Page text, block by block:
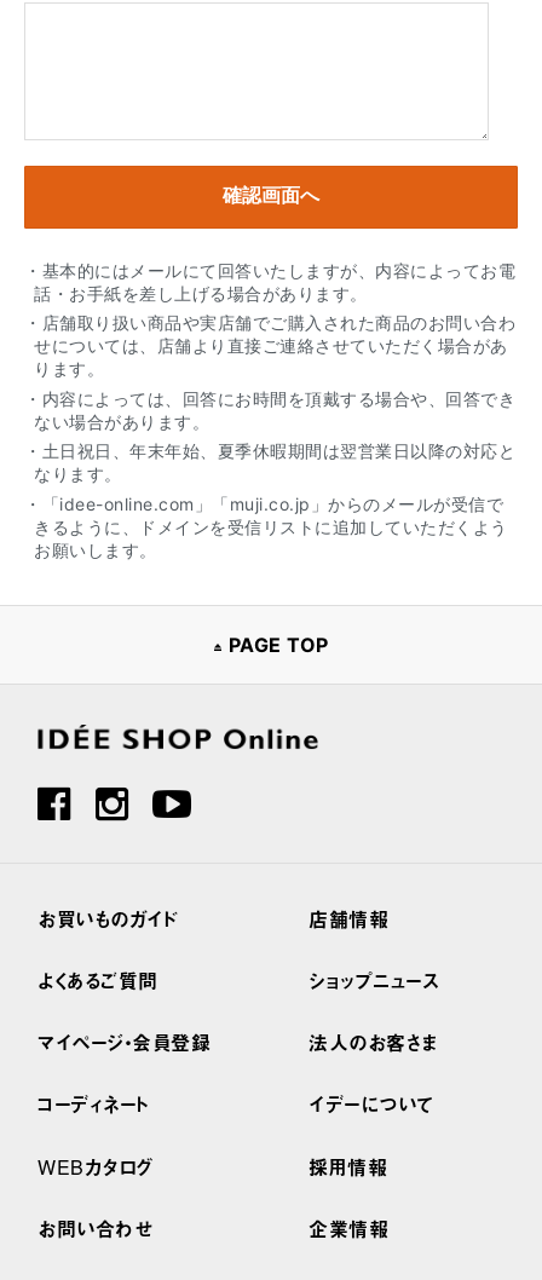
・基本的にはメールにて回答いたしますが、内容によってお電
話・お手紙を差し上げる場合があります。
・店舗取り扱い商品や実店舗でご購入された商品のお問い合わ
せについては、店舗より直接ご連絡させていただく場合があ
ります。
・内容によっては、回答にお時間を頂戴する場合や、回答でき
ない場合があります。
・土日祝日、年末年始、夏季休暇期間は翌営業日以降の対応と
なります。
・「idee-online.com」「muji.co.jp」からのメールが受信で
きるように、ドメインを受信リストに追加していただくよう
お願いします。
PAGE TOP
お買いものガイド
よくあるご質問
マイページ・会員登録
コーディネート
WEBカタログ
お問い合わせ
店舗情報
ショップニュース
法人のお客さま
イデーについて
採用情報
企業情報